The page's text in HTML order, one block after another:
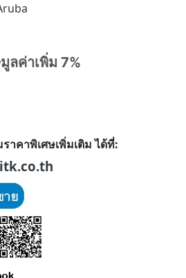
ลค่าเพิ่ม 7%
าคาพิเศษเพิ่มเติม ได้ที่: